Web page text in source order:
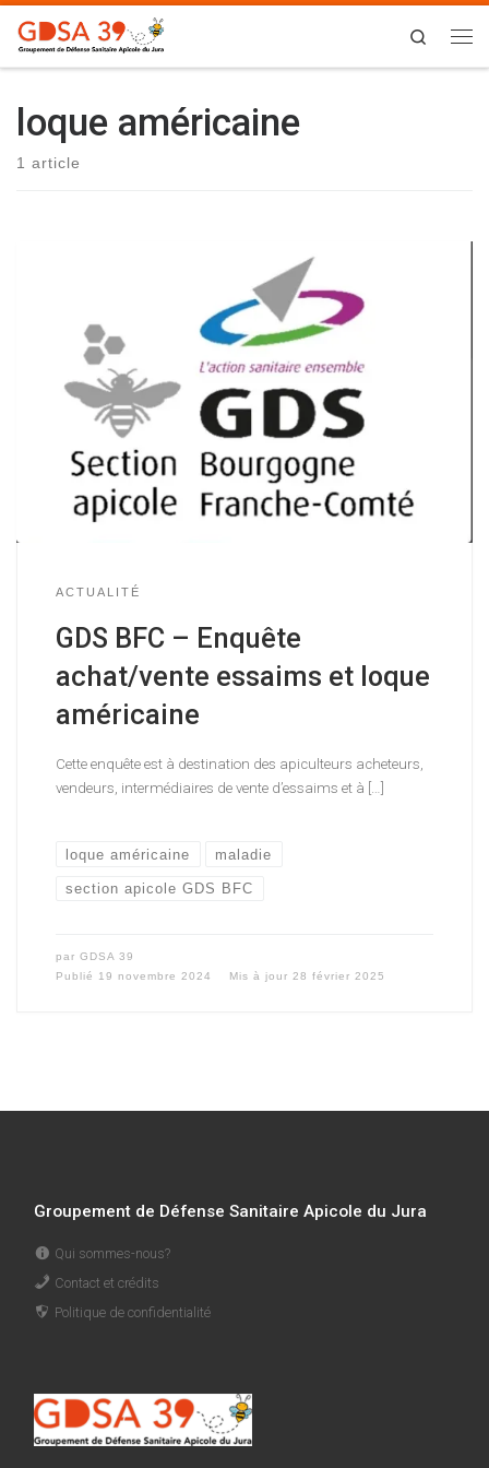
Skip to content
Search
loque américaine
1 article
ACTUALITÉ
GDS BFC – Enquête
achat/vente essaims et loque
américaine
Cette enquête est à destination des apiculteurs acheteurs,
vendeurs, intermédiaires de vente d’essaims et à […]
loque américaine maladie
section apicole GDS BFC
par GDSA 39
Publié 19 novembre 2024 Mis à jour 28 février 2025
Groupement de Défense Sanitaire Apicole du Jura
Qui sommes-nous?
Contact et crédits
Politique de confidentialité